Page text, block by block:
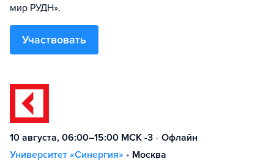
мир РУДН».
Участвовать
10 августа, 06:00–15:00 МСК -3 • Офлайн
Университет «Синергия» • Москва